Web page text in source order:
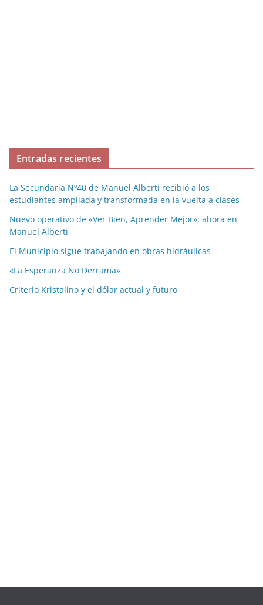
Entradas recientes
La Secundaria Nº40 de Manuel Alberti recibió a los
estudiantes ampliada y transformada en la vuelta a clases
Nuevo operativo de «Ver Bien, Aprender Mejor», ahora en
Manuel Alberti
El Municipio sigue trabajando en obras hidráulicas
«La Esperanza No Derrama»
Criterio Kristalino y el dólar actual y futuro